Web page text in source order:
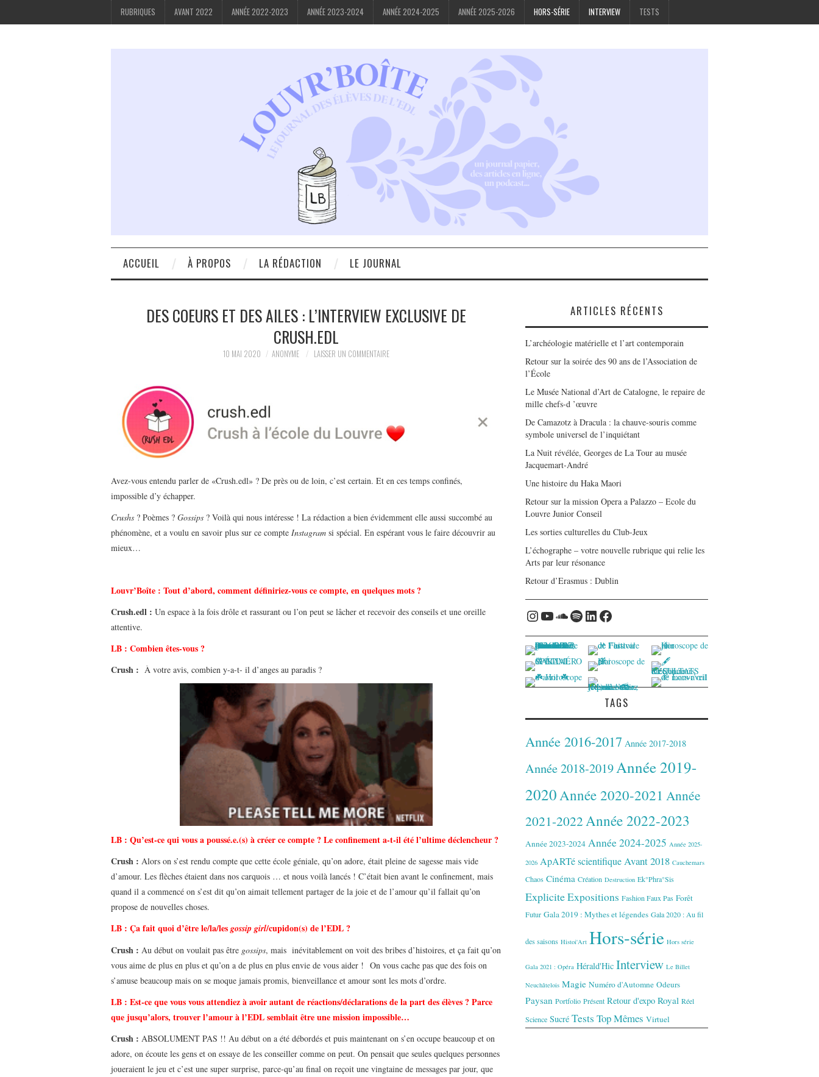
RUBRIQUES AVANT 2022 ANNÉE 2022-2023 ANNÉE 2023-2024 ANNÉE 2024-2025 ANNÉE 2025-2026 HORS-SÉRIE INTERVIEW TESTS
ACCUEIL À PROPOS LA RÉDACTION LE JOURNAL
DES COEURS ET DES AILES : L’INTERVIEW EXCLUSIVE DE
CRUSH.EDL
10 MAI 2020 ANONYME LAISSER UN COMMENTAIRE
Avez-vous entendu parler de «Crush.edl» ? De près ou de loin, c’est certain. Et en ces temps confinés,
impossible d’y échapper.
Crushs ? Poèmes ? Gossips ? Voilà qui nous intéresse ! La rédaction a bien évidemment elle aussi succombé au
phénomène, et a voulu en savoir plus sur ce compte Instagram si spécial. En espérant vous le faire découvrir au
mieux…
Louvr’Boîte : Tout d’abord, comment définiriez-vous ce compte, en quelques mots ?
Crush.edl : Un espace à la fois drôle et rassurant ou l’on peut se lâcher et recevoir des conseils et une oreille
attentive.
LB : Combien êtes-vous ?
Crush : À votre avis, combien y-a-t- il d’anges au paradis ?
LB : Qu’est-ce qui vous a poussé.e.(s) à créer ce compte ? Le confinement a-t-il été l’ultime déclencheur ?
Crush : Alors on s’est rendu compte que cette école géniale, qu’on adore, était pleine de sagesse mais vide
d’amour. Les flèches étaient dans nos carquois … et nous voilà lancés ! C’était bien avant le confinement, mais
quand il a commencé on s’est dit qu’on aimait tellement partager de la joie et de l’amour qu’il fallait qu’on
propose de nouvelles choses.
LB : Ça fait quoi d’être le/la/les gossip girl/cupidon(s) de l’EDL ?
Crush : Au début on voulait pas être gossips, mais inévitablement on voit des bribes d’histoires, et ça fait qu’on
vous aime de plus en plus et qu’on a de plus en plus envie de vous aider ! On vous cache pas que des fois on
s’amuse beaucoup mais on se moque jamais promis, bienveillance et amour sont les mots d’ordre.
LB : Est-ce que vous vous attendiez à avoir autant de réactions/déclarations de la part des élèves ? Parce
que jusqu’alors, trouver l’amour à l’EDL semblait être une mission impossible…
Crush : ABSOLUMENT PAS !! Au début on a été débordés et puis maintenant on s’en occupe beaucoup et on
adore, on écoute les gens et on essaye de les conseiller comme on peut. On pensait que seules quelques personnes
joueraient le jeu et c’est une super surprise, parce-qu’au final on reçoit une vingtaine de messages par jour, que
ARTICLES RÉCENTS
L’archéologie matérielle et l’art contemporain
Retour sur la soirée des 90 ans de l’Association de
l’École
Le Musée National d’Art de Catalogne, le repaire de
mille chefs-d ’œuvre
De Camazotz à Dracula : la chauve-souris comme
symbole universel de l’inquiétant
La Nuit révélée, Georges de La Tour au musée
Jacquemart-André
Une histoire du Haka Maori
Retour sur la mission Opera a Palazzo – Ecole du
Louvre Junior Conseil
Les sorties culturelles du Club-Jeux
L’échographe – votre nouvelle rubrique qui relie les
Arts par leur résonance
Retour d’Erasmus : Dublin
Instagram
YouTube
Soundcloud
Spotify
LinkedIn
Facebook
TAGS
Année 2016-2017 Année 2017-2018
Année 2018-2019Année 2019-
2020Année 2020-2021 Année
2021-2022Année 2022-2023
Année 2023-2024 Année 2024-2025 Année 2025-
2026 ApARTé scientifiqueAvant 2018 Cauchemars
Chaos Cinéma Création Destruction Ek°Phra°Sis
ExpliciteExpositions Fashion Faux Pas Forêt
Futur Gala 2019 : Mythes et légendes Gala 2020 : Au fil
des saisons Histoi'Art Hors-série Hors série
Gala 2021 : Opéra Hérald'Hic Interview Le Billet
Neuchâtelois Magie Numéro d'Automne Odeurs
Paysan Portfolio Présent Retour d'expo Royal Réel
Science Sucré Tests Top Mêmes Virtuel